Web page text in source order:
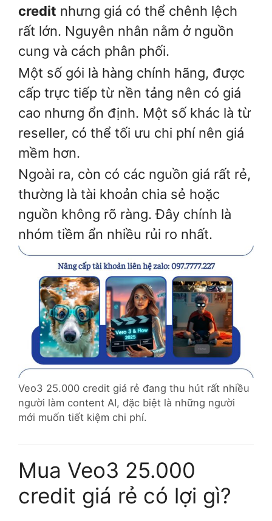
credit nhưng giá có thể chênh lệch
rất lớn. Nguyên nhân nằm ở nguồn
cung và cách phân phối.
Một số gói là hàng chính hãng, được
cấp trực tiếp từ nền tảng nên có giá
cao nhưng ổn định. Một số khác là từ
reseller, có thể tối ưu chi phí nên giá
mềm hơn.
Ngoài ra, còn có các nguồn giá rất rẻ,
thường là tài khoản chia sẻ hoặc
nguồn không rõ ràng. Đây chính là
nhóm tiềm ẩn nhiều rủi ro nhất.
Veo3 25.000 credit giá rẻ đang thu hút rất nhiều
người làm content AI, đặc biệt là những người
mới muốn tiết kiệm chi phí.
Mua Veo3 25.000
credit giá rẻ có lợi gì?